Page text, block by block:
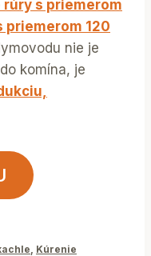
rúry s priemerom
priemerom 120
nie je
komína, je
Kúrenie